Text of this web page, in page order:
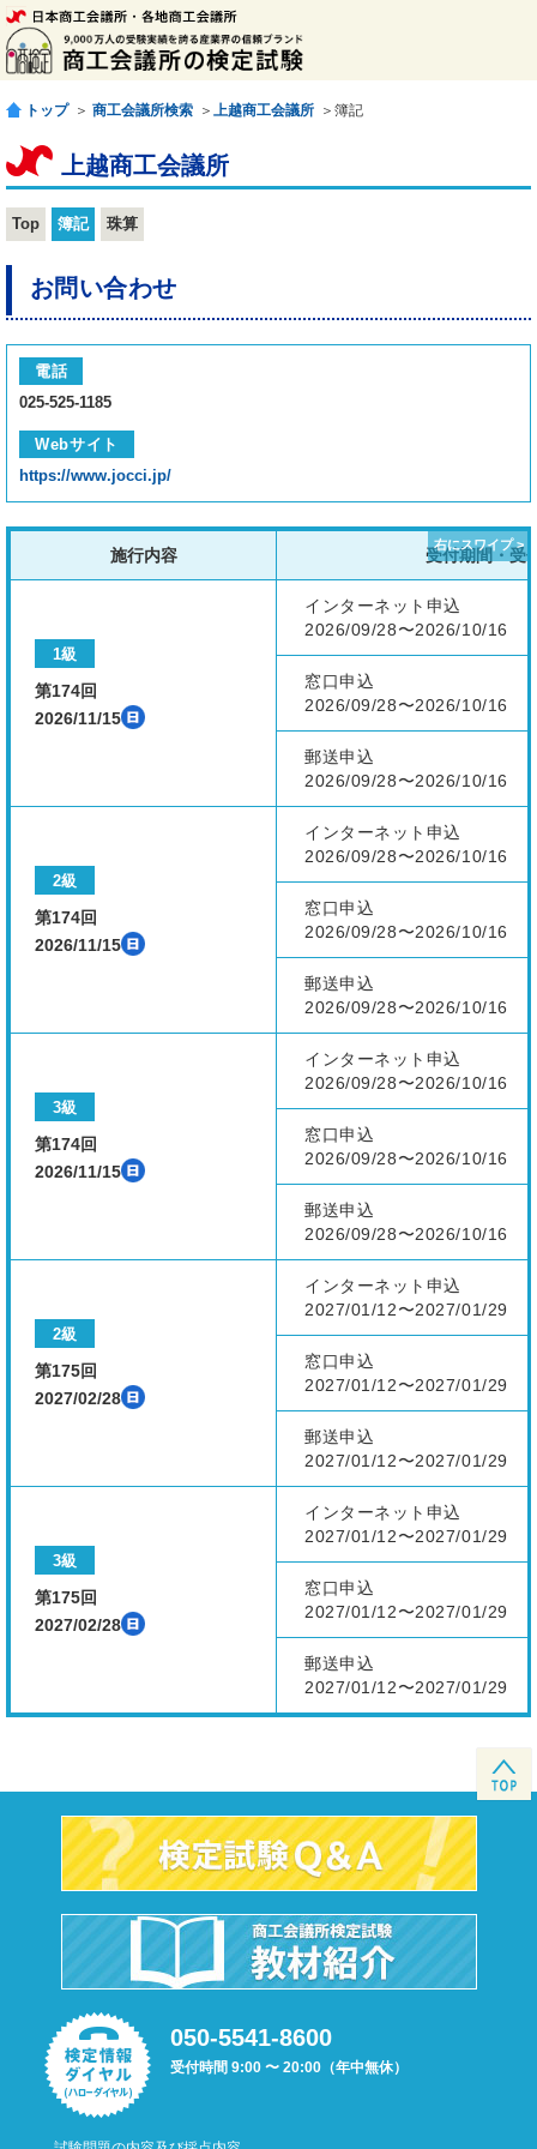
トップ ＞ 商工会議所検索 ＞ 上越商工会議所 ＞簿記
上越商工会議所
Top 簿記 珠算
お問い合わせ
電話
025-525-1185
Webサイト
https://www.jocci.jp/
施行内容 受付期間・受
1級
第174回
2026/11/15
インターネット申込
2026/09/28〜2026/10/16
窓口申込
2026/09/28〜2026/10/16
郵送申込
2026/09/28〜2026/10/16
2級
第174回
2026/11/15
インターネット申込
2026/09/28〜2026/10/16
窓口申込
2026/09/28〜2026/10/16
郵送申込
2026/09/28〜2026/10/16
3級
第174回
2026/11/15
インターネット申込
2026/09/28〜2026/10/16
窓口申込
2026/09/28〜2026/10/16
郵送申込
2026/09/28〜2026/10/16
2級
第175回
2027/02/28
インターネット申込
2027/01/12〜2027/01/29
窓口申込
2027/01/12〜2027/01/29
郵送申込
2027/01/12〜2027/01/29
3級
第175回
2027/02/28
インターネット申込
2027/01/12〜2027/01/29
窓口申込
2027/01/12〜2027/01/29
郵送申込
2027/01/12〜2027/01/29
050-5541-8600
受付時間 9:00 〜 20:00（年中無休）